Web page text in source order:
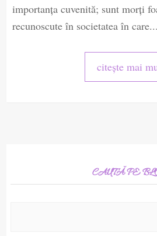
importanța cuvenită; sunt morți
recunoscute în societatea în care...
citește mai
CAUTĂ PE